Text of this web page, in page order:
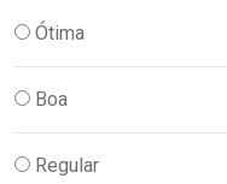
Ótima
Boa
Regular